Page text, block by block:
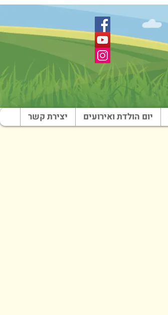
יום הולדת ואירועים יצירת קשר